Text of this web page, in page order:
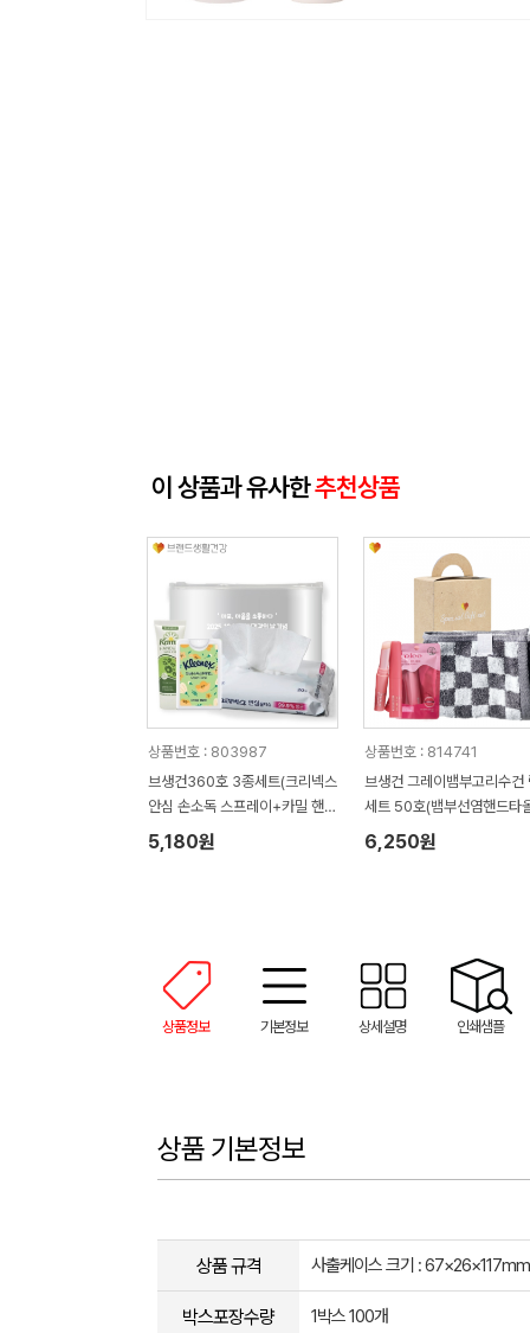
이 상품과 유사한추천상품
상품번호 : 803987
브생건360호 3종세트(크리넥스
안심 손소독 스프레이+카밀 핸드
크림+안심 물티슈)
5,180원
상품번호 : 814741
브생건 그레이뱀부고리수건
세트 50호(뱀부선염핸드타
+멘소래담 립아이스 매직컬
밤)
6,250원
상품정보 기본정보 상세설명 인쇄샘플
상품 기본정보
상품 규격 사출케이스 크기 :
박스포장수량 1박스 100개